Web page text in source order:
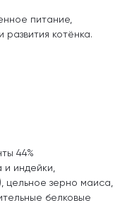
питание,
котёнка.
44%
индейки,
цельное зерно маиса,
белковые